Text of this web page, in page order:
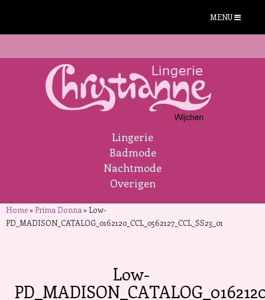
MENU
Lingerie
Badmode
Nachtmode
Overigen
Home»Prima Donna »Low-
PD_MADISON_CATALOG_0162120_CCL_0562127_CCL_SS23_01
Low-